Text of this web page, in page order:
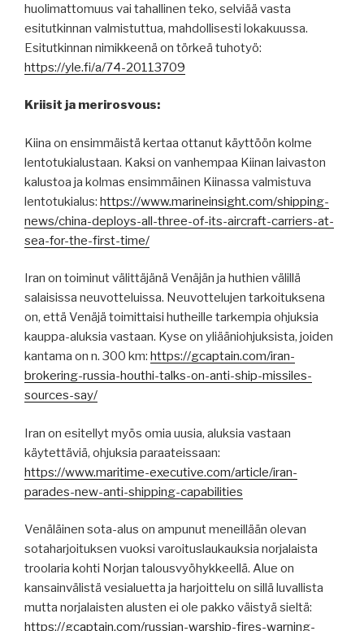
huolimattomuus vai tahallinen teko, selviää vasta
esitutkinnan valmistuttua, mahdollisesti lokakuussa.
Esitutkinnan nimikkeenä on törkeä tuhotyö:
https://yle.fi/a/74-20113709
Kriisit ja merirosvous:
Kiina on ensimmäistä kertaa ottanut käyttöön kolme
lentotukialustaan. Kaksi on vanhempaa Kiinan laivaston
kalustoa ja kolmas ensimmäinen Kiinassa valmistuva
lentotukialus: https://www.marineinsight.com/shipping-
news/china-deploys-all-three-of-its-aircraft-carriers-at-
sea-for-the-first-time/
Iran on toiminut välittäjänä Venäjän ja huthien välillä
salaisissa neuvotteluissa. Neuvottelujen tarkoituksena
on, että Venäjä toimittaisi hutheille tarkempia ohjuksia
kauppa-aluksia vastaan. Kyse on yliääniohjuksista, joiden
kantama on n. 300 km: https://gcaptain.com/iran-
brokering-russia-houthi-talks-on-anti-ship-missiles-
sources-say/
Iran on esitellyt myös omia uusia, aluksia vastaan
käytettäviä, ohjuksia paraateissaan:
https://www.maritime-executive.com/article/iran-
parades-new-anti-shipping-capabilities
Venäläinen sota-alus on ampunut meneillään olevan
sotaharjoituksen vuoksi varoituslaukauksia norjalaista
troolaria kohti Norjan talousvyöhykkeellä. Alue on
kansainvälistä vesialuetta ja harjoittelu on sillä luvallista
mutta norjalaisten alusten ei ole pakko väistyä sieltä:
https://gcaptain.com/russian-warship-fires-warning-